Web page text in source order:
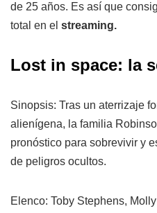
de 25 años. Es así que
total en el streaming.
Lost in space: la
Sinopsis: Tras un aterrizaje
alienígena, la familia
pronóstico para sobrevivir y
de peligros ocultos.
Elenco: Toby Stephens,